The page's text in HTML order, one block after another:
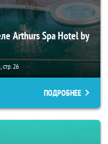
Arthurs Spa Hotel by
26
ПОДРОБНЕЕ